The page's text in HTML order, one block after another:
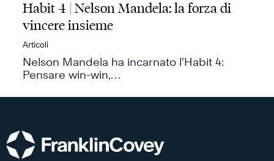
Habit 4 | Nelson Mandela: la forza di
vincere insieme
Articoli
Nelson Mandela ha incarnato l’Habit 4:
Pensare win-win,…